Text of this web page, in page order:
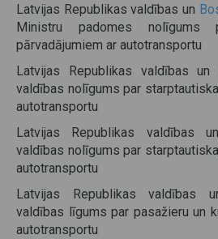
Latvijas Republikas valdības un
Ministru padomes nolīgums
pārvadājumiem ar autotransportu
Latvijas Republikas valdības un
valdības nolīgums par
autotransportu
Latvijas Republikas valdības
valdības nolīgums par
autotransportu
Latvijas Republikas valdības
valdības līgums par pasažieru un
autotransportu